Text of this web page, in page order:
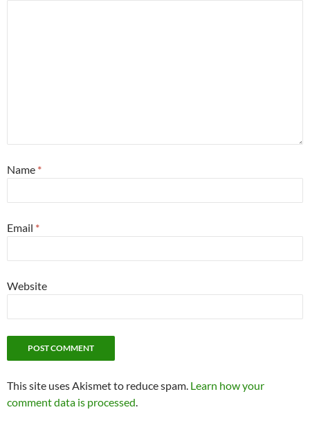
Name *
Email *
Website
This site uses Akismet to reduce spam. Learn how your
comment data is processed.